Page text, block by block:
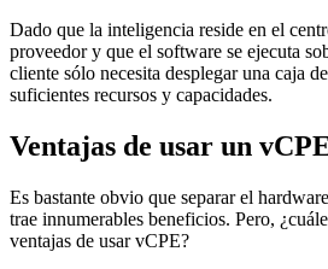
Dado que la inteligencia reside en el
proveedor y que el software se ejecuta
cliente sólo necesita desplegar una caja
suficientes recursos y capacidades.
Ventajas de usar un
Es bastante obvio que separar el
trae innumerables beneficios. Pero,
ventajas de usar vCPE?